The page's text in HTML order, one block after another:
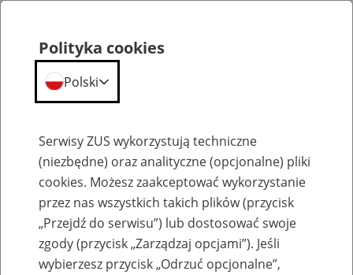
Szkolenia
Polityka cookies
Polski
Serwisy ZUS wykorzystują techniczne
(niezbędne) oraz analityczne (opcjonalne) pliki
cookies. Możesz zaakceptować wykorzystanie
przez nas wszystkich takich plików (przycisk
„Przejdź do serwisu”) lub dostosować swoje
zgody (przycisk „Zarządzaj opcjami”). Jeśli
wybierzesz przycisk „Odrzuć opcjonalne”,